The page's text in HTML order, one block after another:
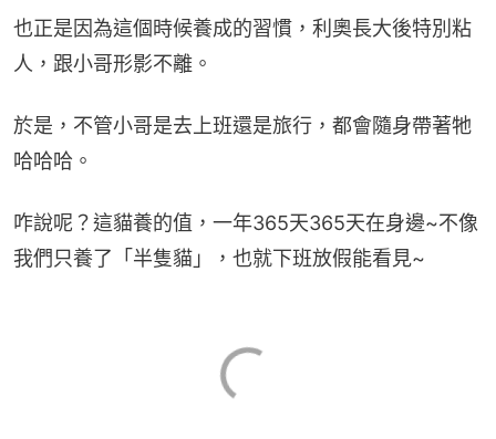
也正是因為這個時候養成的習慣，利奧長大後特別粘
人，跟小哥形影不離。
於是，不管小哥是去上班還是旅行，都會隨身帶著牠
哈哈哈。
咋說呢？這貓養的值，一年365天365天在身邊~不像
我們只養了「半隻貓」，也就下班放假能看見~